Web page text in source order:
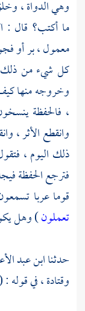
وهي الدواة ،
ما أكتب؟ قال :
معمول ، بر أو
كل شيء من ذلك
وخروجه منها
، فالحفظة
وانقطع الأثر ،
ذلك اليوم ،
فترجع الحفظة
قوما عربا
تعملون) وهل
حدثناابن عبد
وقتادة ،في قوله